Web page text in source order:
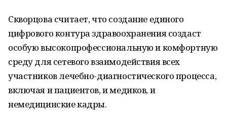
Скворцова считает, что создание единого
цифрового контура здравоохранения создаст
особую высокопрофессиональную и комфортную
среду для сетевого взаимодействия всех
участников лечебно-диагностического процесса,
включая и пациентов, и медиков, и
немедицинские кадры.